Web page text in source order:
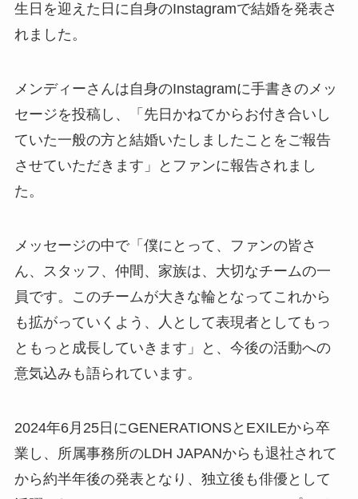
生日を迎えた日に自身のInstagramで結婚を発表さ
れました。
メンディーさんは自身のInstagramに手書きのメッ
セージを投稿し、「先日かねてからお付き合いし
ていた一般の方と結婚いたしましたことをご報告
させていただきます」とファンに報告されまし
た。
メッセージの中で「僕にとって、ファンの皆さ
ん、スタッフ、仲間、家族は、大切なチームの一
員です。このチームが大きな輪となってこれから
も拡がっていくよう、人として表現者としてもっ
ともっと成長していきます」と、今後の活動への
意気込みも語られています。
2024年6月25日にGENERATIONSとEXILEから卒
業し、所属事務所のLDH JAPANからも退社されて
から約半年後の発表となり、独立後も俳優として